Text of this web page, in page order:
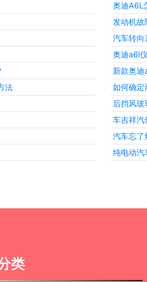
法
奥迪A6L
发动机故
汽车转向
奥迪a6l
新款奥迪
如何确定
后挡风
车吉祥汽
汽车忘了
纯电动汽
类